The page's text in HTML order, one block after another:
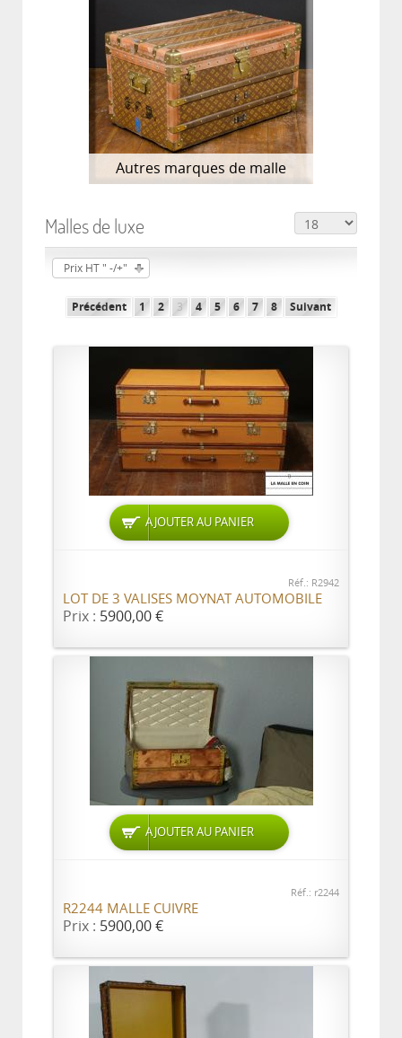
Autres marques de malle
Malles de luxe
Prix HT " -/+"
Précédent 1 2 3 4 5 6 7 8 Suivant
AJOUTER AU PANIER
Réf.: R2942
LOT DE 3 VALISES MOYNAT AUTOMOBILE
Prix : 5900,00 €
AJOUTER AU PANIER
Réf.: r2244
R2244 MALLE CUIVRE
Prix : 5900,00 €